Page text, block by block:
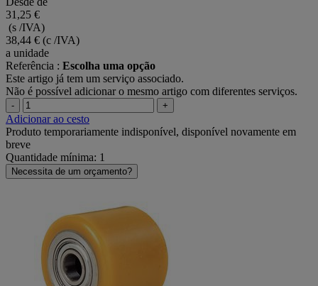
31,25 €
(s /IVA)
38,44 € (c /IVA)
a unidade
Referência : Escolha uma opção
Este artigo já tem um serviço associado.
Não é possível adicionar o mesmo artigo com diferentes serviços.
- +
Adicionar ao cesto
Produto temporariamente indisponível, disponível novamente em
breve
Quantidade mínima: 1
Necessita de um orçamento?